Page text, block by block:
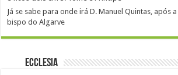
Já se sabe para onde irá D. Manuel Quintas, após
bispo do Algarve
Ecclesia